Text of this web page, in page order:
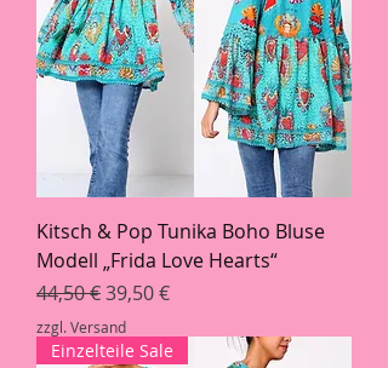
Kitsch & Pop Tunika Boho Bluse
Modell „Frida Love Hearts“
Standardpreis
44,50 €Sale-Preis
39,50 €
zzgl. Versand
Einzelteile Sale